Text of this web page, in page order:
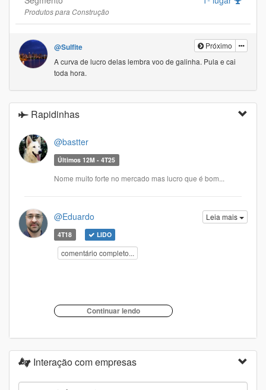
Produtos para Construção
Próximo
@Sulfite
A curva de lucro delas lembra voo de galinha. Pula e cai
toda hora.
Rapidinhas
@bastter
Últimos 12M - 4T25
Nome muito forte no mercado mas lucro que é bom...
Leia mais
@Eduardo
4T18 LIDO
comentário completo...
Interação com empresas